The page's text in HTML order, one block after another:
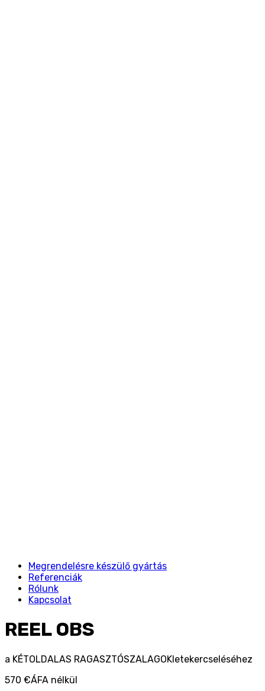
Megrendelésre készülő gyártás
Referenciák
Rólunk
Kapcsolat
REEL OBS
a KÉTOLDALAS RAGASZTÓSZALAGOKletekercseléséhez
570 €ÁFA nélkül